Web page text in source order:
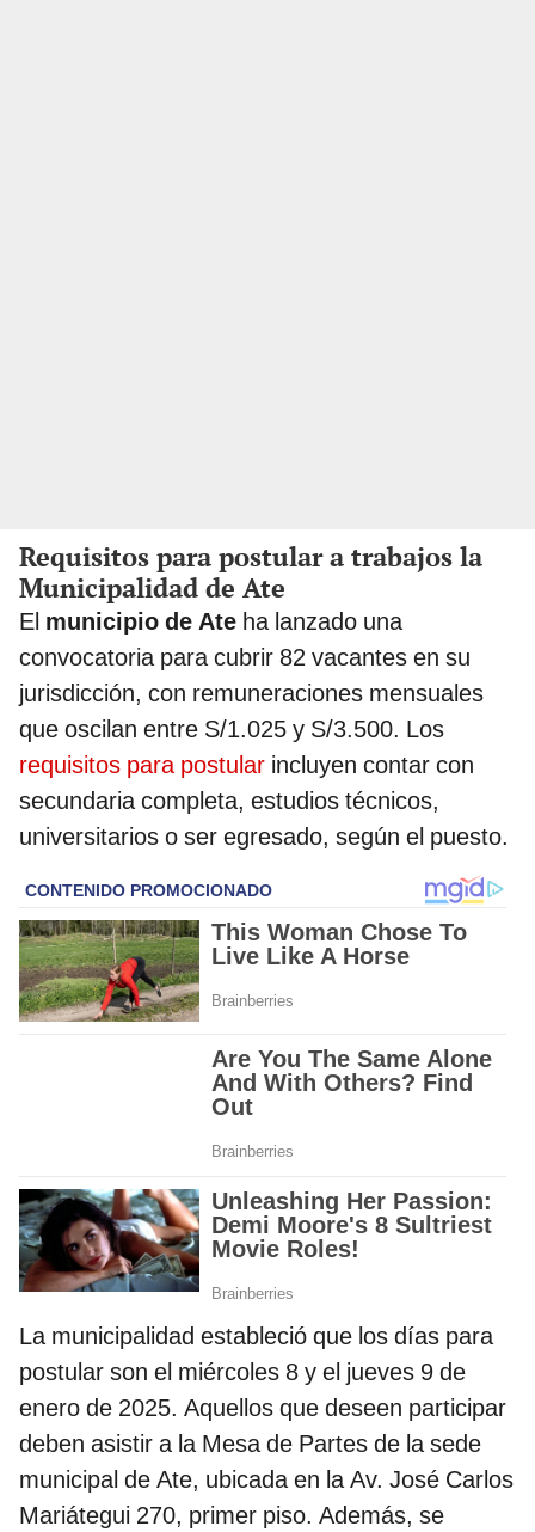
Requisitos para postular a trabajos la
Municipalidad de Ate
El municipio de Ate ha lanzado una
convocatoria para cubrir 82 vacantes en su
jurisdicción, con remuneraciones mensuales
que oscilan entre S/1.025 y S/3.500. Los
requisitos para postular incluyen contar con
secundaria completa, estudios técnicos,
universitarios o ser egresado, según el puesto.
La municipalidad estableció que los días para
postular son el miércoles 8 y el jueves 9 de
enero de 2025. Aquellos que deseen participar
deben asistir a la Mesa de Partes de la sede
municipal de Ate, ubicada en la Av. José Carlos
Mariátegui 270, primer piso. Además, se